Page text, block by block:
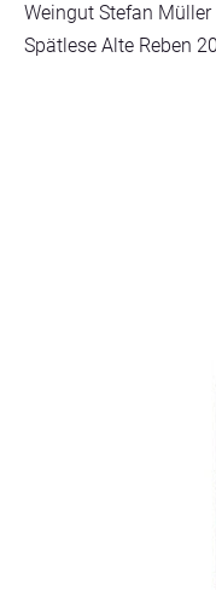
Weingut Stefan
Spätlese Alte Reben